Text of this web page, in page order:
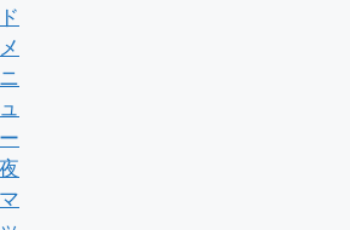
ド
メ
ニ
ュ
ー
夜
マ